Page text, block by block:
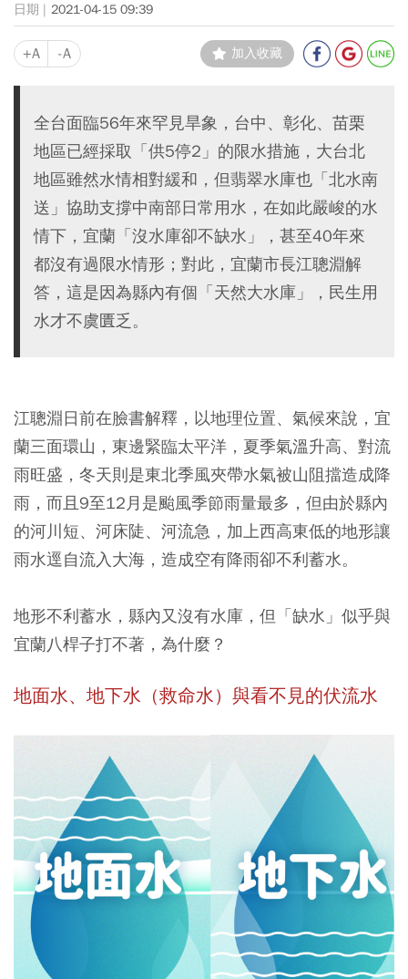
2021-04-15 09:39
+A -A 加入收藏
全台面臨56年來罕見旱象，台中、彰化、苗栗
地區已經採取「供5停2」的限水措施，大台北
地區雖然水情相對緩和，但翡翠水庫也「北水南
送」協助支撐中南部日常用水，在如此嚴峻的水
情下，宜蘭「沒水庫卻不缺水」，甚至40年來
都沒有過限水情形；對此，宜蘭市長江聰淵解
答，這是因為縣內有個「天然大水庫」，民生用
水才不虞匱乏。
江聰淵日前在臉書解釋，以地理位置、氣候來說，宜
蘭三面環山，東邊緊臨太平洋，夏季氣溫升高、對流
雨旺盛，冬天則是東北季風夾帶水氣被山阻擋造成降
雨，而且9至12月是颱風季節雨量最多，但由於縣內
的河川短、河床陡、河流急，加上西高東低的地形讓
雨水逕自流入大海，造成空有降雨卻不利蓄水。
地形不利蓄水，縣內又沒有水庫，但「缺水」似乎與
宜蘭八桿子打不著，為什麼？
地面水、地下水（救命水）與看不見的伏流水